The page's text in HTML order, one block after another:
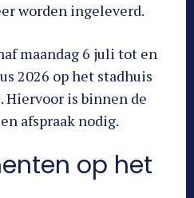
worden ingeleverd.
maandag 6 juli tot en
2026 op het stadhuis
Hiervoor is binnen de
afspraak nodig.
op het